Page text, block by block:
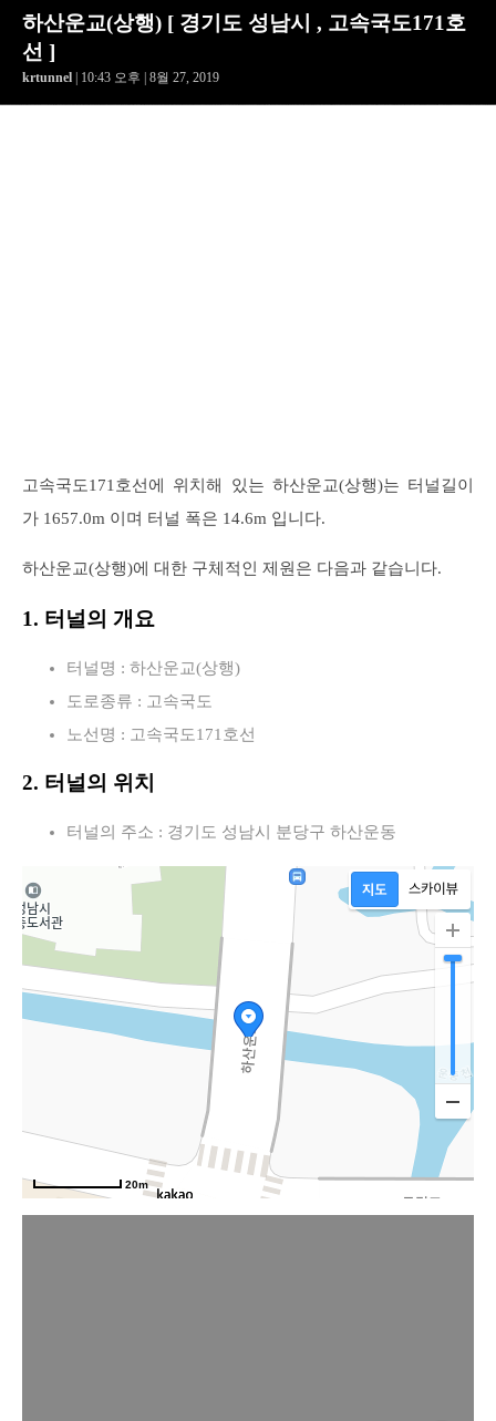
하산운교(상행) [ 경기도 성남시 , 고속국도171호
선 ]
krtunnel | 10:43 오후 | 8월 27, 2019
고속국도171호선에 위치해 있는 하산운교(상행)는 터널길이
가 1657.0m 이며 터널 폭은 14.6m 입니다.
하산운교(상행)에 대한 구체적인 제원은 다음과 같습니다.
1. 터널의 개요
터널명 : 하산운교(상행)
도로종류 : 고속국도
노선명 : 고속국도171호선
2. 터널의 위치
터널의 주소 : 경기도 성남시 분당구 하산운동
20m